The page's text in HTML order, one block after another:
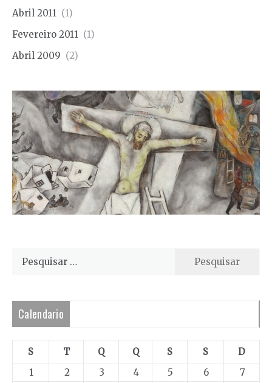
Abril 2011 (1)
Fevereiro 2011 (1)
Abril 2009 (2)
Pesquisar
Calendario
S T Q Q S S
D
1
2 3 4 5 6
7